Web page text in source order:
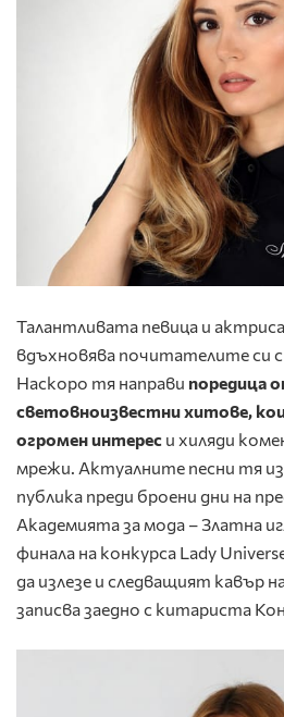
Талантливата певица и
вдъхновява почитателите си
Наскоро тя направи поредица
световноизвестни хитове,
огромен интерес и хиляди
мрежи. Актуалните песни тя
публика преди броени дни на
Академията за мода – Златна
финала на конкурса Lady
да излезе и следващият кавър
записва заедно с китариста